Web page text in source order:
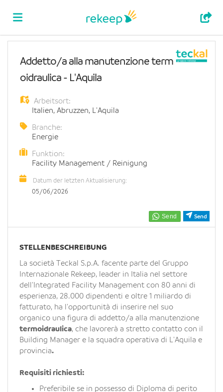
hochladen
Anmelden
Sprache
EN
FR
IT
DE
Send
Addetto/a alla manutenzione term
oidraulica - L'Aquila
Arbeitsort:
Italien, Abruzzen, L'Aquila
Branche:
Energie
Funktion:
Facility Management / Reinigung
Datum der letzten Aktualisierung:
05/06/2026
STELLENBESCHREIBUNG
La società Teckal S.p.A. facente parte del Gruppo
Internazionale Rekeep, leader in Italia nel settore
dell'Integrated Facility Management con 80 anni di
esperienza, 28.000 dipendenti e oltre 1 miliardo di
fatturato, ha l'opportunità di inserire nel suo
organico una figura di addetto/a alla manutenzione
termoidraulica, che lavorerà a stretto contatto con il
Building Manager e la squadra operativa di L'Aquila e
provincia.
Requisiti richiesti:
Preferibile se in possesso di Diploma di perito